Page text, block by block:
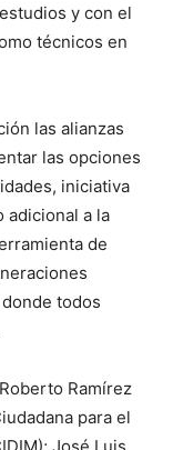
y con el
técnicos en
las alianzas
las opciones
iniciativa
adicional a la
de
todos
Ramírez
para el
José Luis